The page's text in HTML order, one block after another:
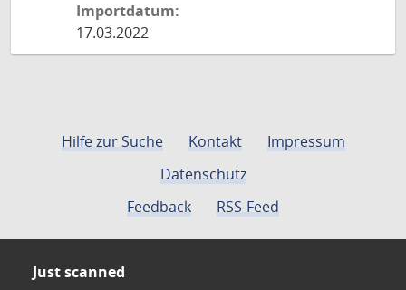
Importdatum:
17.03.2022
Hilfe zur Suche Kontakt
Impressum
Datenschutz
Feedback
RSS-Feed
Just scanned